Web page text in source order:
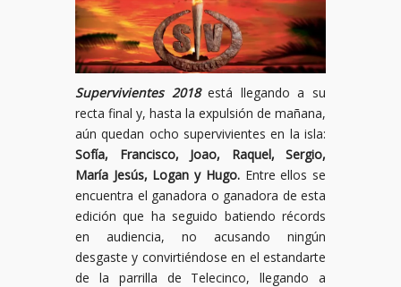
Supervivientes 2018está llegando a su
recta final y, hasta la expulsión de mañana,
aún quedan ocho supervivientes en la isla:
Sofía, Francisco, Joao, Raquel, Sergio,
María Jesús, Logan y Hugo.Entre ellos se
encuentra el ganadora o ganadora de esta
edición que ha seguido batiendo récords
en audiencia, no acusando ningún
desgaste y convirtiéndose en el estandarte
de la parrilla de Telecinco, llegando a